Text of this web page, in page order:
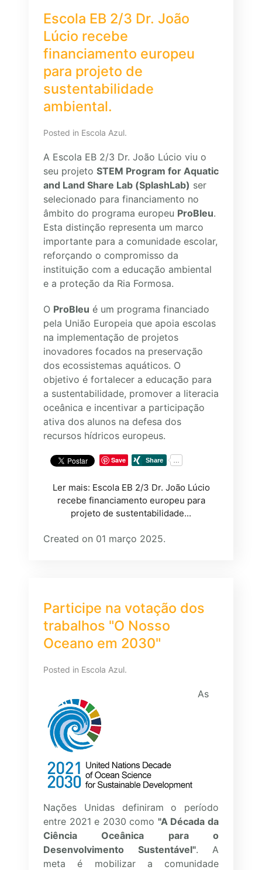
Escola EB 2/3 Dr. João
Lúcio recebe
financiamento europeu
para projeto de
sustentabilidade
ambiental.
Posted in Escola Azul.
A Escola EB 2/3 Dr. João Lúcio viu o
seu projeto STEM Program for Aquatic
and Land Share Lab (SplashLab) ser
selecionado para financiamento no
âmbito do programa europeu ProBleu.
Esta distinção representa um marco
importante para a comunidade escolar,
reforçando o compromisso da
instituição com a educação ambiental
e a proteção da Ria Formosa.
O ProBleu é um programa financiado
pela União Europeia que apoia escolas
na implementação de projetos
inovadores focados na preservação
dos ecossistemas aquáticos. O
objetivo é fortalecer a educação para
a sustentabilidade, promover a literacia
oceânica e incentivar a participação
ativa dos alunos na defesa dos
recursos hídricos europeus.
Save
Ler mais: Escola EB 2/3 Dr. João Lúcio
recebe financiamento europeu para
projeto de sustentabilidade...
Created on 01 março 2025.
Participe na votação dos
trabalhos "O Nosso
Oceano em 2030"
Posted in Escola Azul.
As
Nações Unidas definiram o período
entre 2021 e 2030 como "A Década da
Ciência Oceânica para o
Desenvolvimento Sustentável". A
meta é mobilizar a comunidade